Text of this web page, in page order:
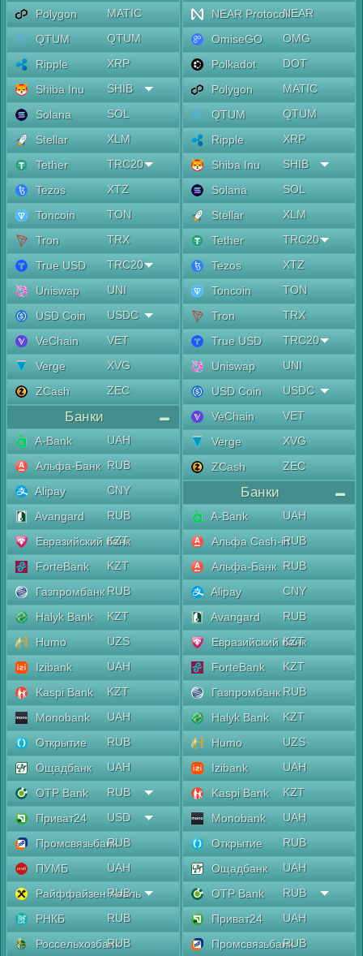
Polygon
MATIC
QTUM
QTUM
Ripple
XRP
Shiba Inu
SHIB
Solana
SOL
Stellar
XLM
Tether
TRC20
Tezos
XTZ
Toncoin
TON
Tron
TRX
True USD
TRC20
Uniswap
UNI
USD Coin
USDC
VeChain
VET
Verge
XVG
ZCash
ZEC
Банки
A-Bank
UAH
Альфа-Банк RUB
Alipay
CNY
Avangard
RUB
Евразийский банк
KZT
ForteBank
KZT
Газпромбанк RUB
Halyk Bank
KZT
Humo
UZS
Izibank
UAH
Kaspi Bank
KZT
Monobank
UAH
Открытие
RUB
Ощадбанк
UAH
OTP Bank
RUB
Приват24
USD
ПромсвязьбанкRUB
ПУМБ
UAH
Райффайзен Аваль
RUB
РНКБ
RUB
РоссельхозбанкRUB
NEAR ProtocolNEAR
OmiseGO
OMG
Polkadot
DOT
Polygon
MATIC
QTUM
QTUM
Ripple
XRP
Shiba Inu
SHIB
Solana
SOL
Stellar
XLM
Tether
TRC20
Tezos
XTZ
Toncoin
TON
Tron
TRX
True USD
TRC20
Uniswap
UNI
USD Coin
USDC
VeChain
VET
Verge
XVG
ZCash
ZEC
Банки
A-Bank
UAH
Альфа Cash-inRUB
Альфа-Банк RUB
Alipay
CNY
Avangard
RUB
Евразийский банк
KZT
ForteBank
KZT
Газпромбанк RUB
Halyk Bank
KZT
Humo
UZS
Izibank
UAH
Kaspi Bank
KZT
Monobank
UAH
Открытие
RUB
Ощадбанк
UAH
OTP Bank
RUB
Приват24
UAH
ПромсвязьбанкRUB